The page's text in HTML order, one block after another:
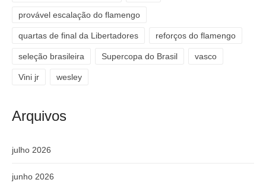
provável escalação do flamengo
quartas de final da Libertadores reforços do flamengo
seleção brasileira Supercopa do Brasil vasco
Vini jr wesley
Arquivos
julho 2026
junho 2026